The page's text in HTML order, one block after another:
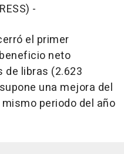
-
el primer
neto
de libras (2.623
una mejora del
periodo del año